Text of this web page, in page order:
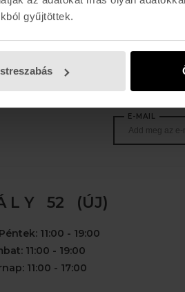
gyűjtöttek.
Szárhossz:
E-MAIL
L Y 52 (ÚJ)
11:00 - 19:00
11:00 - 19:00
11:00 - 17:00